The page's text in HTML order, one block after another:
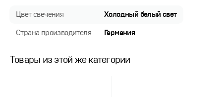
Цвет свечения Холодный белый свет
Страна производителя Германия
Товары из этой же категории